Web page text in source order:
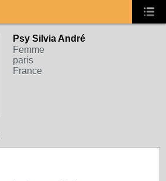
Psy Silvia André
Femme
paris
France